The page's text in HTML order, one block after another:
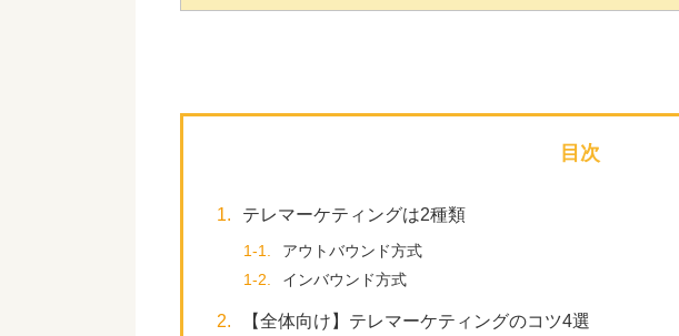
目次
1. テレマーケティングは2種類
1-1.
アウトバウンド方式
1-2.
インバウンド方式
2. 【全体向け】テレマーケティングのコツ4選